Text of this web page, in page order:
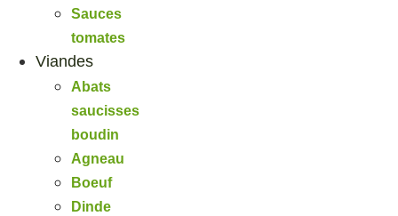
Sauces
tomates
Viandes
Abats
saucisses
boudin
Agneau
Boeuf
Dinde